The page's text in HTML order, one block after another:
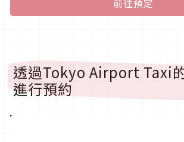
透過Tokyo Airport Taxi
進行預約